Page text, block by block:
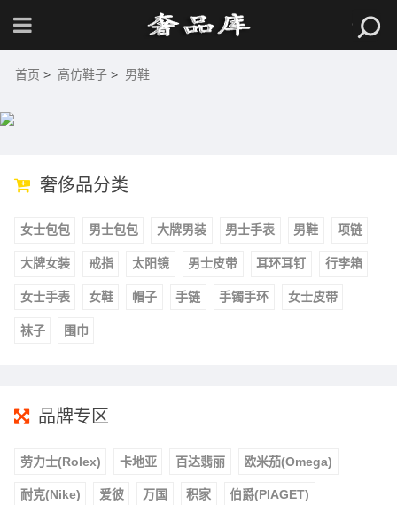
首页 > 高仿鞋子 > 男鞋
奢侈品分类
女士包包 男士包包 大牌男装 男士手表 男鞋 项链
大牌女装 戒指 太阳镜 男士皮带 耳环耳钉 行李箱
女士手表 女鞋 帽子 手链 手镯手环 女士皮带
袜子 围巾
品牌专区
劳力士(Rolex) 卡地亚 百达翡丽 欧米茄(Omega)
耐克(Nike) 爱彼 万国 积家 伯爵(PIAGET)